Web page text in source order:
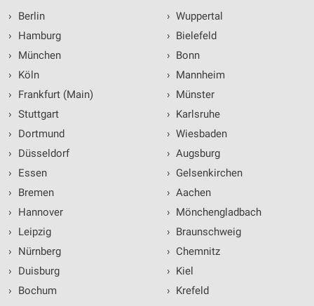
›
Berlin
›
Hamburg
›
München
›
Köln
›
Frankfurt (Main)
› Stuttgart
›
Dortmund
›
Düsseldorf
›
Essen
›
Bremen
›
Hannover
›
Leipzig
›
Nürnberg
›
Duisburg
›
Bochum
› Wuppertal
› Bielefeld
› Bonn
› Mannheim
› Münster
› Karlsruhe
› Wiesbaden
› Augsburg
› Gelsenkirchen
› Aachen
› Mönchengladbach
› Braunschweig
› Chemnitz
› Kiel
› Krefeld